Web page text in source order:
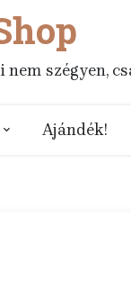
szégyen,
Ajándék!